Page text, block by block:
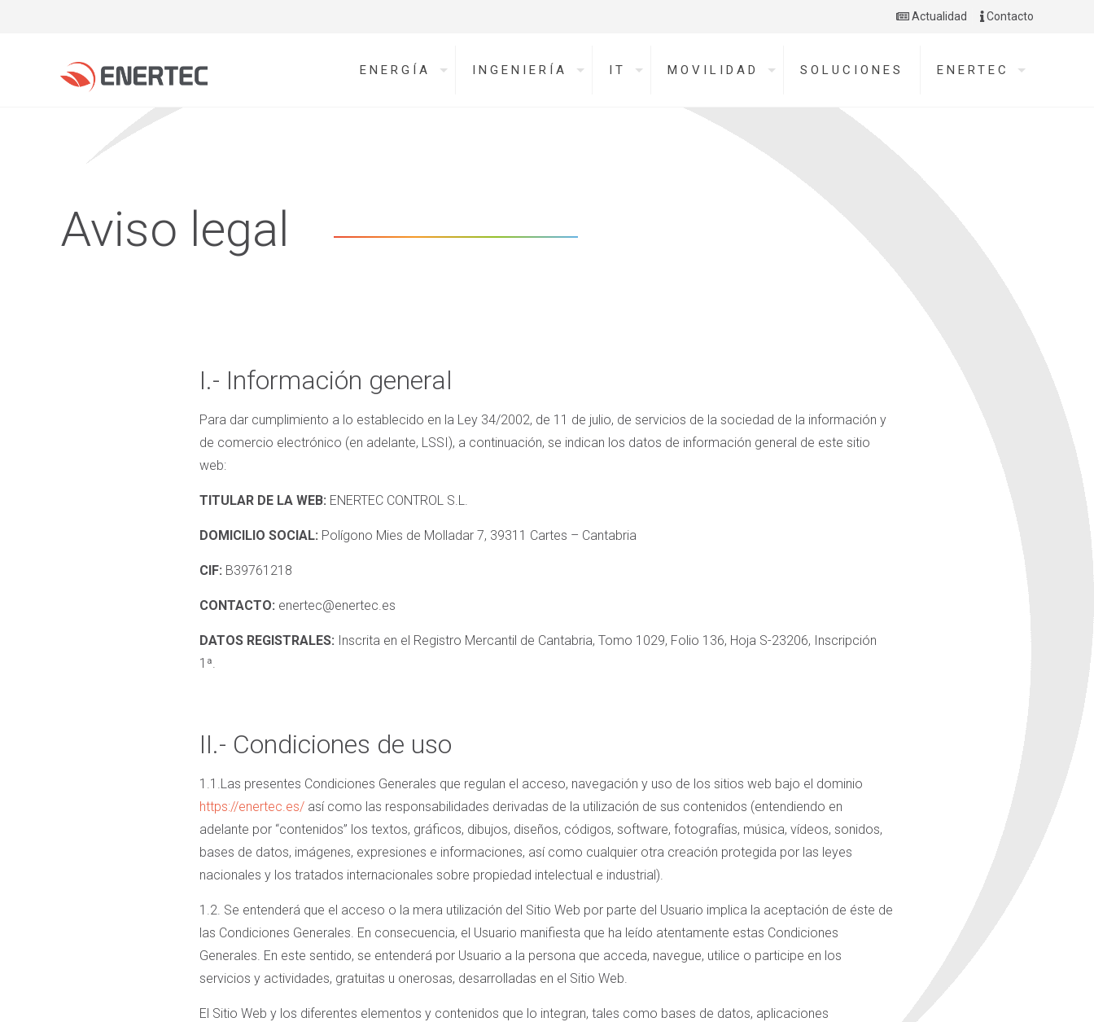
Actualidad Contacto
ENERGÍA INGENIERÍA IT MOVILIDAD SOLUCIONES ENERTEC
Aviso legal
I.- Información general
Para dar cumplimiento a lo establecido en la Ley 34/2002, de 11 de julio, de servicios de la sociedad de la información y
de comercio electrónico (en adelante, LSSI), a continuación, se indican los datos de información general de este sitio
web:
TITULAR DE LA WEB: ENERTEC CONTROL S.L.
DOMICILIO SOCIAL: Polígono Mies de Molladar 7, 39311 Cartes – Cantabria
CIF: B39761218
CONTACTO: enertec@enertec.es
DATOS REGISTRALES: Inscrita en el Registro Mercantil de Cantabria, Tomo 1029, Folio 136, Hoja S-23206, Inscripción
1ª.
II.- Condiciones de uso
1.1.Las presentes Condiciones Generales que regulan el acceso, navegación y uso de los sitios web bajo el dominio
https://enertec.es/ así como las responsabilidades derivadas de la utilización de sus contenidos (entendiendo en
adelante por “contenidos” los textos, gráficos, dibujos, diseños, códigos, software, fotografías, música, vídeos, sonidos,
bases de datos, imágenes, expresiones e informaciones, así como cualquier otra creación protegida por las leyes
nacionales y los tratados internacionales sobre propiedad intelectual e industrial).
1.2. Se entenderá que el acceso o la mera utilización del Sitio Web por parte del Usuario implica la aceptación de éste de
las Condiciones Generales. En consecuencia, el Usuario manifiesta que ha leído atentamente estas Condiciones
Generales. En este sentido, se entenderá por Usuario a la persona que acceda, navegue, utilice o participe en los
servicios y actividades, gratuitas u onerosas, desarrolladas en el Sitio Web.
El Sitio Web y los diferentes elementos y contenidos que lo integran, tales como bases de datos, aplicaciones